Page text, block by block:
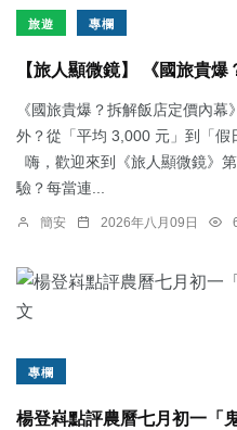
旅遊 專欄
【旅人顯微鏡】 《國旅貴爆
《國旅貴爆？拆解飯店定價內
外？從「平均 3,000 元」到「
嗨，歡迎來到《旅人顯微鏡
驗？每當連...
簡安 2026年八月09日
專欄
楊登嵙點評農曆七月初一「